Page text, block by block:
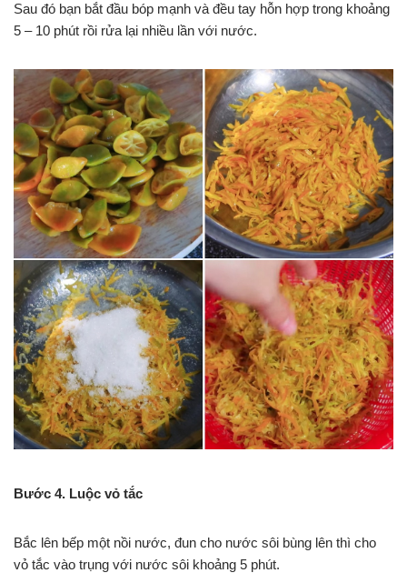
Sau đó bạn bắt đầu bóp mạnh và đều tay hỗn hợp trong khoảng
5 – 10 phút rồi rửa lại nhiều lần với nước.
Bước 4. Luộc vỏ tắc
Bắc lên bếp một nồi nước, đun cho nước sôi bùng lên thì cho
vỏ tắc vào trụng với nước sôi khoảng 5 phút.